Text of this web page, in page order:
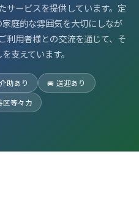
サービスを提供しています。定
庭的な雰囲気を大切にしなが
利用者様との交流を通じて、そ
支えています。
助あり
🚐 送迎あり
区等々力